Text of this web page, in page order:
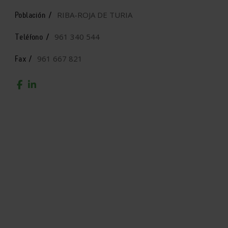
Población / RIBA-ROJA DE TURIA
Teléfono / 961 340 544
Fax / 961 667 821